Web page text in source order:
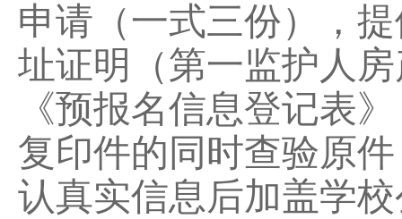
申请（一式三份），
址证明（第一监护人
《预报名信息登记表
复印件的同时查验原
认真实信息后加盖学